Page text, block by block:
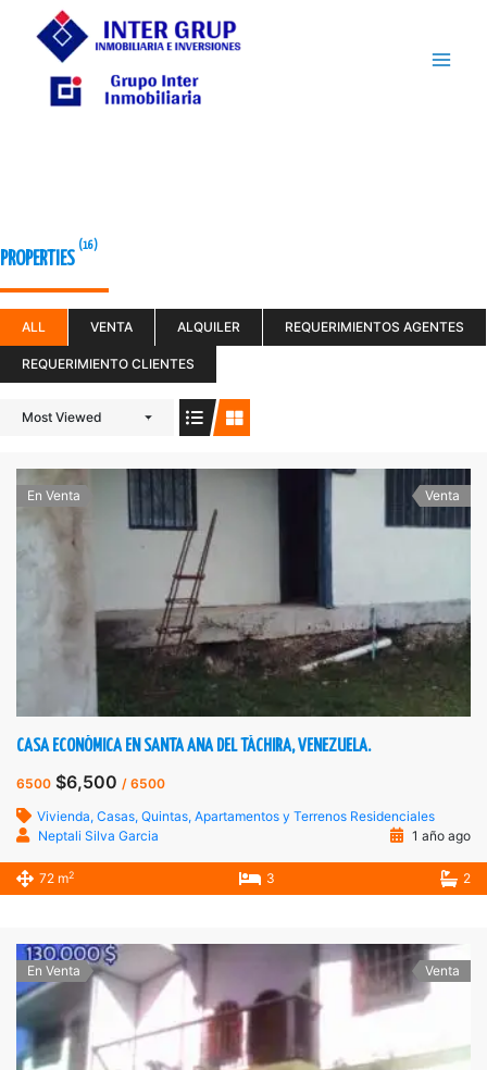
contenido
PROPERTIES
(16)
ALL VENTA ALQUILER REQUERIMIENTOS AGENTES
REQUERIMIENTO CLIENTES
Most Viewed
En Venta Venta
CASA ECONÓMICA EN SANTA ANA DEL TÁCHIRA, VENEZUELA.
6500 $6,500 / 6500
Vivienda, Casas, Quintas, Apartamentos y Terrenos Residenciales
Neptali Silva Garcia
1 año ago
72 m2 3 2
En Venta Venta